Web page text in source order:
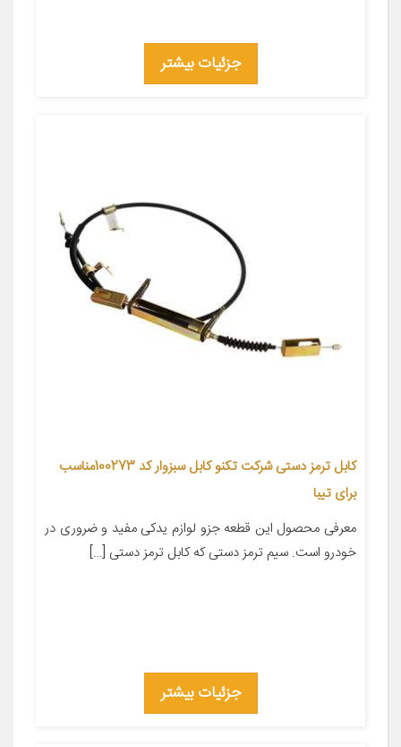
جزئیات بیشتر
کابل ترمز دستی شرکت تکنو کابل سبزوار کد 100273مناسب
برای تیبا
معرفی محصول این قطعه جزو لوازم یدکی مفید و ضروری در
خودرو است. سیم ترمز دستی که کابل ترمز دستی […]
جزئیات بیشتر